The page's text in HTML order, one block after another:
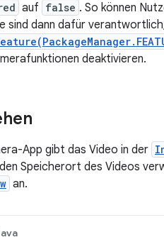
auf false . So können
sind dann dafür
deaktivieren.
App gibt das Video in der
Speicherort des Videos
an.